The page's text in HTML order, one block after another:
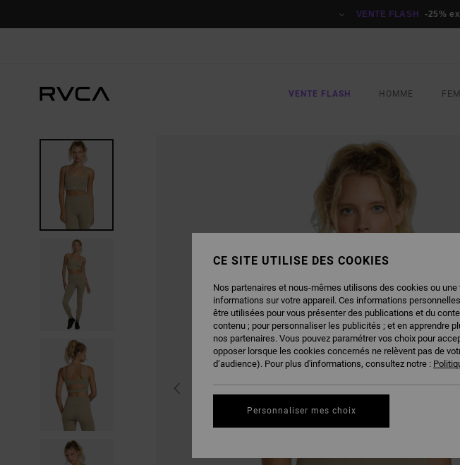
VENTE FLASH -25%
VENTE FLASH HOMME
CE SITE UTILISE DES COOKIES
Nos partenaires et nous-mêmes utilisons des cookies ou
informations sur votre appareil. Ces informations
être utilisées pour vous présenter des publications et du
contenu ; pour personnaliser les publicités ; et en apprendre
nos partenaires. Vous pouvez paramétrer vos choix pour
opposer lorsque les cookies concernés ne relèvent pas de
d’audience). Pour plus d'informations, consultez notre :
Personnaliser mes choix